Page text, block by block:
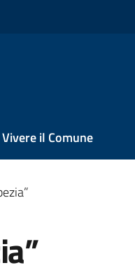
Vivere il Comune